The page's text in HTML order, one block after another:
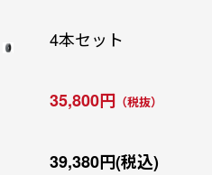
4本セット
35,800円 （税抜）
39,380円(税込)